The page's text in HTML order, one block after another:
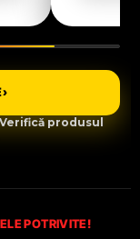
›
produsul
POTRIVITE!